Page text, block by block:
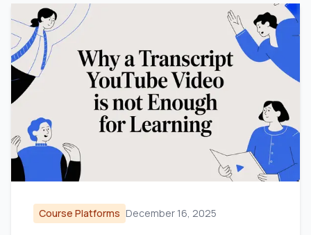
Course Platforms December 16, 2025